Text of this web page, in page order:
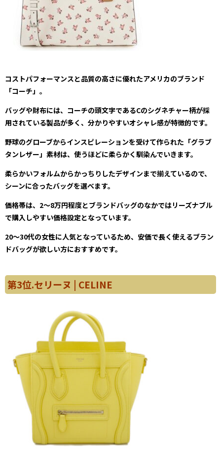
コストパフォーマンスと品質の高さに優れたアメリカのブランド
「コーチ」。
バッグや財布には、コーチの頭文字であるCのシグネチャー柄が採
用されている製品が多く、分かりやすいオシャレ感が特徴的です。
野球のグローブからインスピレーションを受けて作られた「グラブ
タンレザー」素材は、使うほどに柔らかく馴染んでいきます。
柔らかいフォルムからかっちりしたデザインまで揃えているので、
シーンに合ったバッグを選べます。
価格帯は、2～8万円程度とブランドバッグのなかではリーズナブル
で購入しやすい価格設定となっています。
20～30代の女性に人気となっているため、安価で長く使えるブラン
ドバッグが欲しい方におすすめです。
第3位.セリーヌ | CELINE